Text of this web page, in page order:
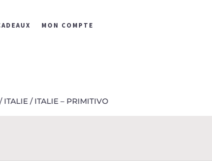
MON COMPTE
/ ITALIE / ITALIE – PRIMITIVO